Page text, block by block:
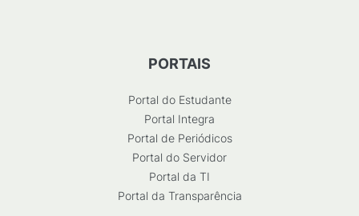
PORTAIS
Portal do Estudante
Portal Integra
Portal de Periódicos
Portal do Servidor
Portal da TI
Portal da Transparência